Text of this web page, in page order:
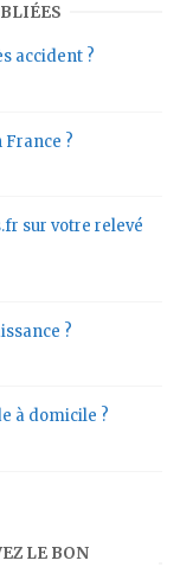
accident ?
?
sur votre relevé
?
à domicile ?
LE BON